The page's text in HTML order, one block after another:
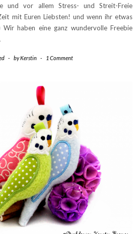
und vor allem Stress- und Streit-Freie
mit Euren Liebsten! und wenn ihr etwas
haben eine ganz wundervolle Freebie
- byKerstin - 1 Comment